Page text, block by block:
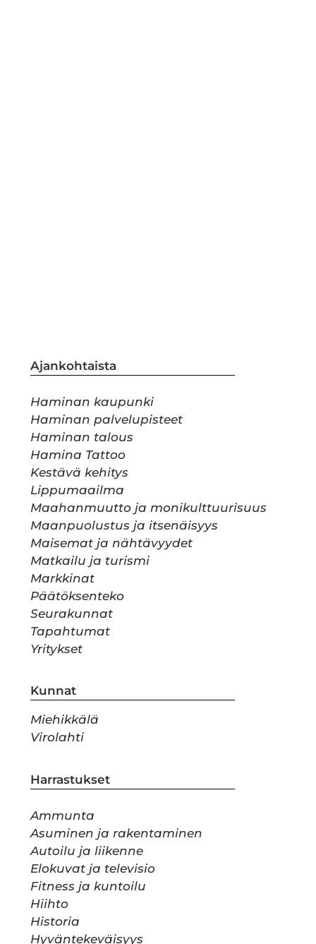
Ajankohtaista
Haminan kaupunki
Haminan palvelupisteet
Haminan talous
Hamina Tattoo
Kestävä kehitys
Lippumaailma
Maahanmuutto ja monikulttuurisuus
Maanpuolustus ja itsenäisyys
Maisemat ja nähtävyydet
Matkailu ja turismi
Markkinat
Päätöksenteko
Seurakunnat
Tapahtumat
Yritykset
Kunnat
Miehikkälä
Virolahti
Harrastukset
Ammunta
Asuminen ja rakentaminen
Autoilu ja liikenne
Elokuvat ja televisio
Fitness ja kuntoilu
Hiihto
Historia
Hyväntekeväisyys